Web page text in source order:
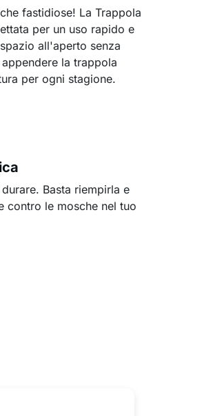
fastidiose! La Trappola
per un uso rapido e
all'aperto senza
la trappola
per ogni stagione.
Basta riempirla e
contro le mosche nel tuo